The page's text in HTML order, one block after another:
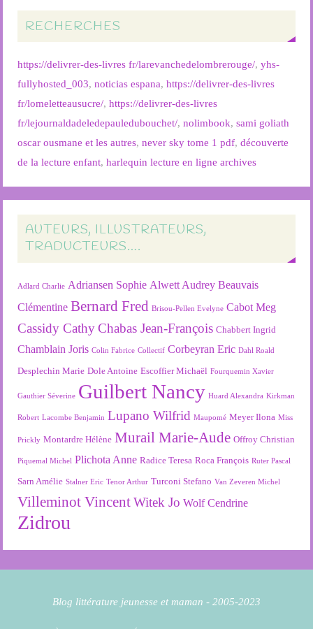
RECHERCHES
https://delivrer-des-livres fr/larevanchedelombrerouge/,yhs-
fullyhosted_003,noticias espana,https://delivrer-des-livres
fr/lomeletteausucre/,https://delivrer-des-livres
fr/lejournaldadeledepauledubouchet/,nolimbook,sami goliath
oscar ousmane et les autres,never sky tome 1 pdf,découverte
de la lecture enfant,harlequin lecture en ligne archives
AUTEURS, ILLUSTRATEURS,
TRADUCTEURS….
Adlard Charlie Adriansen Sophie Alwett Audrey Beauvais
Clémentine Bernard Fred Brisou-Pellen Evelyne Cabot Meg
Cassidy Cathy Chabas Jean-François Chabbert Ingrid
Chamblain Joris Colin Fabrice Collectif Corbeyran Eric Dahl Roald
Desplechin Marie Dole Antoine Escoffier Michaël Fourquemin Xavier
Gauthier Séverine Guilbert Nancy Huard Alexandra Kirkman
Robert Lacombe Benjamin Lupano Wilfrid Maupomé Meyer Ilona Miss
Prickly Montardre Hélène Murail Marie-Aude Offroy Christian
Piquemal Michel Plichota Anne Radice Teresa Roca François Ruter Pascal
Sarn Amélie Stalner Eric Tenor Arthur Turconi Stefano Van Zeveren Michel
Villeminot Vincent Witek Jo Wolf Cendrine
Zidrou
Blog littérature jeunesse et maman - 2005-2023